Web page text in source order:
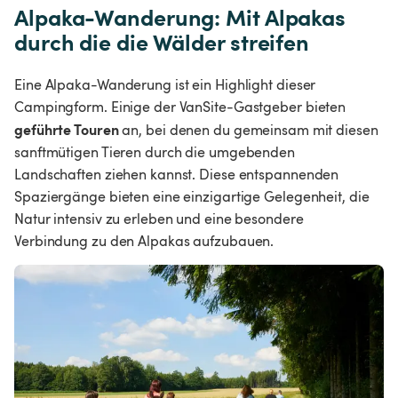
Alpaka-Wanderung: Mit Alpakas
durch die die Wälder streifen
Eine Alpaka-Wanderung ist ein Highlight dieser
Campingform. Einige der VanSite-Gastgeber bieten
geführte Touren an, bei denen du gemeinsam mit diesen
sanftmütigen Tieren durch die umgebenden
Landschaften ziehen kannst. Diese entspannenden
Spaziergänge bieten eine einzigartige Gelegenheit, die
Natur intensiv zu erleben und eine besondere
Verbindung zu den Alpakas aufzubauen.